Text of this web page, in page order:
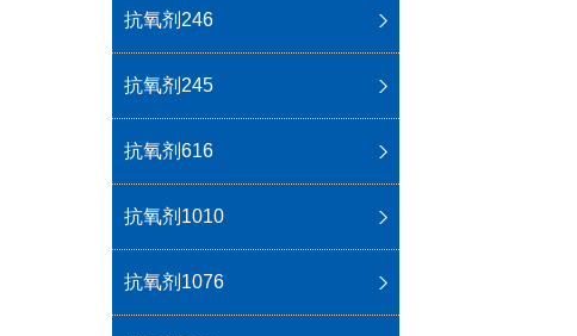
抗氧剂246
抗氧剂245
抗氧剂616
抗氧剂1010
抗氧剂1076